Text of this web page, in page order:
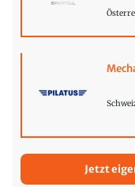
Jetzt